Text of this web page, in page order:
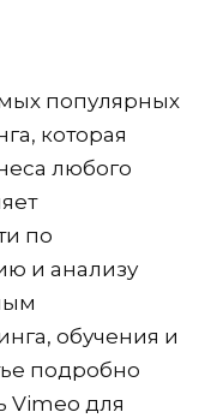
популярных
которая
любого
по
и анализу
обучения и
подробно
Vimeo для